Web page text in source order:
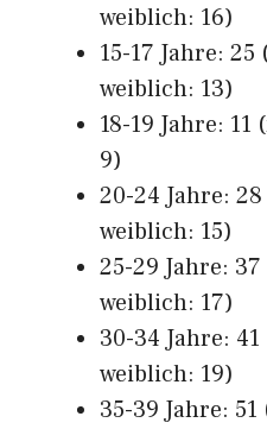
weiblich: 16)
15-17 Jahre:
weiblich: 13)
18-19 Jahre:
9)
20-24 Jahre:
weiblich: 15)
25-29 Jahre:
weiblich: 17)
30-34 Jahre:
weiblich: 19)
35-39 Jahre: